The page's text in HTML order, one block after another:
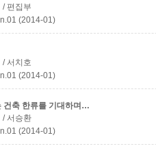
/ 편집부
(2014-01)
/ 서치호
(2014-01)
건축 한류를 기대하며…
/ 서승환
(2014-01)